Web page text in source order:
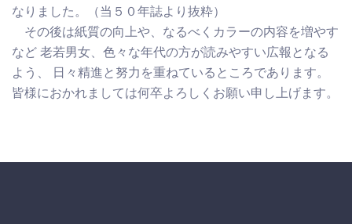
なりました。（当５０年誌より抜粋）
その後は紙質の向上や、なるべくカラーの内容を増やす
など 老若男女、色々な年代の方が読みやすい広報となる
よう、 日々精進と努力を重ねているところであります。
皆様におかれましては何卒よろしくお願い申し上げます。